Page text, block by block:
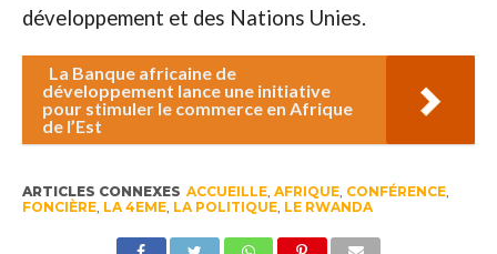
développement et des Nations Unies.
La Banque africaine de
développement lance une initiative
pour stimuler le commerce en Afrique
de l’Est
ARTICLES CONNEXES ACCUEILLE, AFRIQUE, CONFÉRENCE,
FONCIÈRE, LA 4EME, LA POLITIQUE, LE RWANDA